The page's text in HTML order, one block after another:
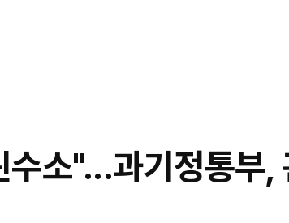
소"...과기정통부,